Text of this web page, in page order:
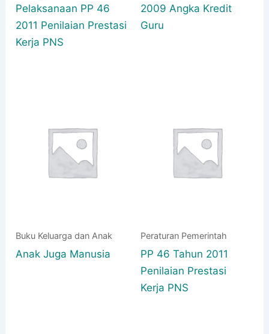
Pelaksanaan PP 46
2011 Penilaian Prestasi
Kerja PNS
2009 Angka Kredit
Guru
Buku Keluarga dan Anak
Anak Juga Manusia
Peraturan Pemerintah
PP 46 Tahun 2011
Penilaian Prestasi
Kerja PNS